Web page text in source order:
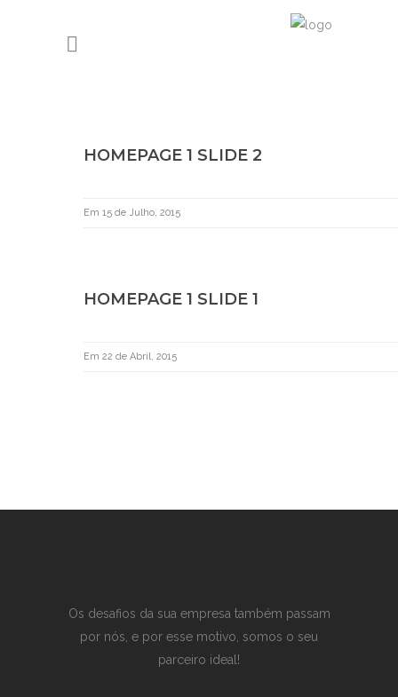
HOMEPAGE 1 SLIDE 2
Em 15 de Julho, 2015
HOMEPAGE 1 SLIDE 1
Em 22 de Abril, 2015
Os desafios da sua empresa também passam
por nós, e por esse motivo, somos o seu
parceiro ideal!